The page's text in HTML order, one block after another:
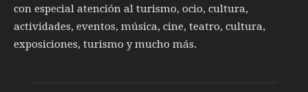
con especial atención al turismo, ocio, cultura,
actividades, eventos, música, cine, teatro, cultura,
exposiciones, turismo y mucho más.